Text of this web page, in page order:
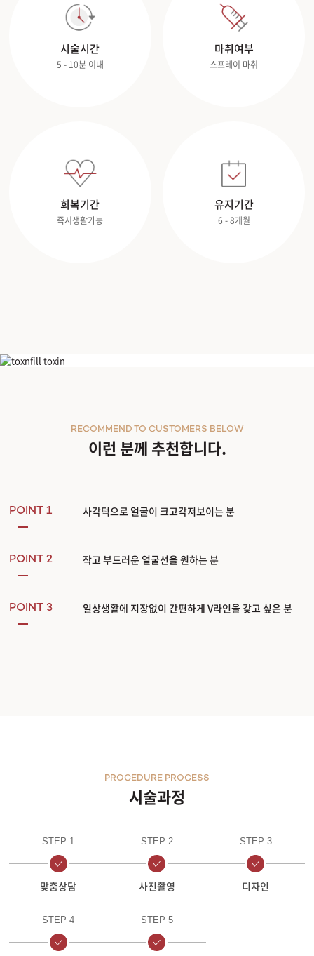
시술시간
5 - 10분 이내
마취여부
스프레이 마취
회복기간
즉시생활가능
유지기간
6 - 8개월
이런 분께 추천합니다.
RECOMMEND TO CUSTOMERS BELOW
POINT 1 사각턱으로 얼굴이 크고각져보이는 분
POINT 2 작고 부드러운 얼굴선을 원하는 분
POINT 3 일상생활에 지장없이 간편하게 V라인을 갖고 싶은 분
시술과정
PROCEDURE PROCESS
STEP 1
맞춤상담
STEP 2
사진촬영
STEP 3
디자인
STEP 4 STEP 5